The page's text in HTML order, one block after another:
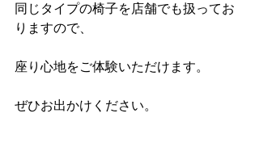
同じタイプの椅子を店舗でも扱ってお
りますので、
座り心地をご体験いただけます。
ぜひお出かけください。